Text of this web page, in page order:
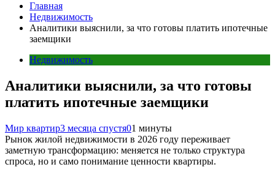
Главная
Недвижимость
Аналитики выяснили, за что готовы платить ипотечные
заемщики
Недвижимость
Аналитики выяснили, за что готовы
платить ипотечные заемщики
Мир квартир3 месяца спустя01 минуты
Рынок жилой недвижимости в 2026 году переживает
заметную трансформацию: меняется не только структура
спроса, но и само понимание ценности квартиры.